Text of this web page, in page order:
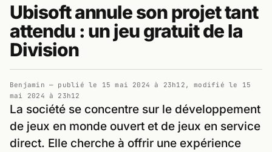
Ubisoft annule son projet tant
attendu : un jeu gratuit de la
Division
Benjamin — publié le 15 mai 2024 à 23h12 , modifié le 15
mai 2024 à 23h12
La société se concentre sur le développement
de jeux en monde ouvert et de jeux en service
direct. Elle cherche à offrir une expérience